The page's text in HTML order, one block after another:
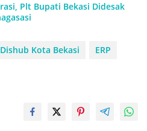
Plt Bupati Bekasi Didesak
Dishub Kota Bekasi
ERP